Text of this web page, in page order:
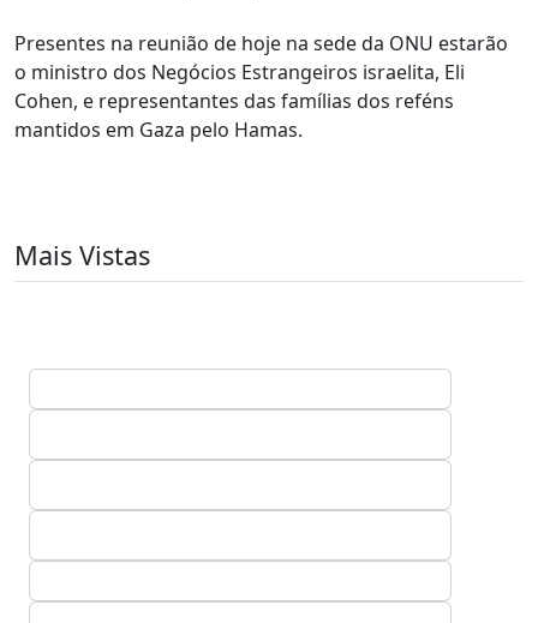
Presentes na reunião de hoje na sede da ONU estarão
o ministro dos Negócios Estrangeiros israelita, Eli
Cohen, e representantes das famílias dos reféns
mantidos em Gaza pelo Hamas.
Mais Vistas